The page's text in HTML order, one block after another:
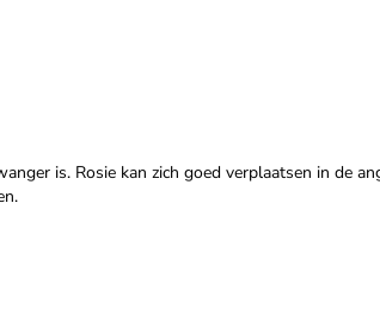
is. Rosie kan zich goed verplaatsen in de